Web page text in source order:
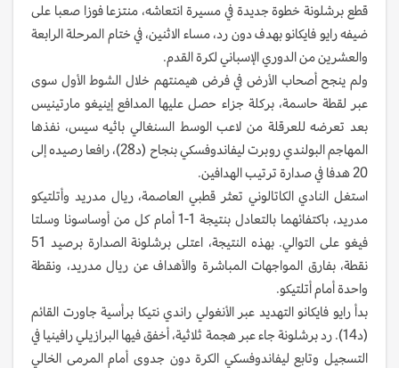
قطع برشلونة خطوة جديدة في مسيرة انتعاشه، منتزعا فوزا صعبا على
ضيفه رايو فايكانو بهدف دون رد، مساء الاثنين، في ختام المرحلة الرابعة
والعشرين من الدوري الإسباني لكرة القدم.
ولم ينجح أصحاب الأرض في فرض هيمنتهم خلال الشوط الأول سوى
عبر لقطة حاسمة، بركلة جزاء حصل عليها المدافع إينيغو مارتينيس
بعد تعرضه للعرقلة من لاعب الوسط السنغالي باثيه سيس، نفذها
المهاجم البولندي روبرت ليفاندوفسكي بنجاح (د28)، رافعا رصيده إلى
20 هدفا في صدارة ترتيب الهدافين.
استغل النادي الكاتالوني تعثر قطبي العاصمة، ريال مدريد وأتلتيكو
مدريد، باكتفائهما بالتعادل بنتيجة 1-1 أمام كل من أوساسونا وسلتا
فيغو على التوالي. بهذه النتيجة، اعتلى برشلونة الصدارة برصيد 51
نقطة، بفارق المواجهات المباشرة والأهداف عن ريال مدريد، ونقطة
واحدة أمام أتلتيكو.
بدأ رايو فايكانو التهديد عبر الأنغولي راندي نتيكا برأسية جاورت القائم
(د14). رد برشلونة جاء عبر هجمة ثلاثية، أخفق فيها البرازيلي رافينيا في
التسجيل وتابع ليفاندوفسكي الكرة دون جدوى أمام المرمى الخالي